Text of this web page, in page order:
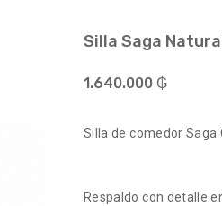
Silla Saga
1.640.000 ₲
Silla de comedor Saga
Respaldo con detalle